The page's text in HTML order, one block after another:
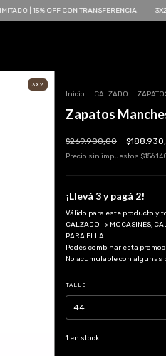
CON TRANSFERENCIA 3X2 EN CALZADO
3X2
Inicio . CALZADO .
Zapatos
$269.900,00
Precio sin impuestos
¡Llevá 3 y pagá 2!
Válido para este producto y
CALZADO -> MOCASINES,
PARA ELLA.
Podés combinar esta
No acumulable con algunas
TALLE
1 en stock